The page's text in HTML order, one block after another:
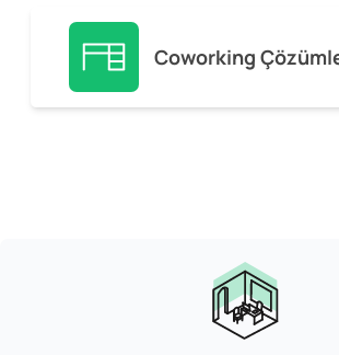
Coworking